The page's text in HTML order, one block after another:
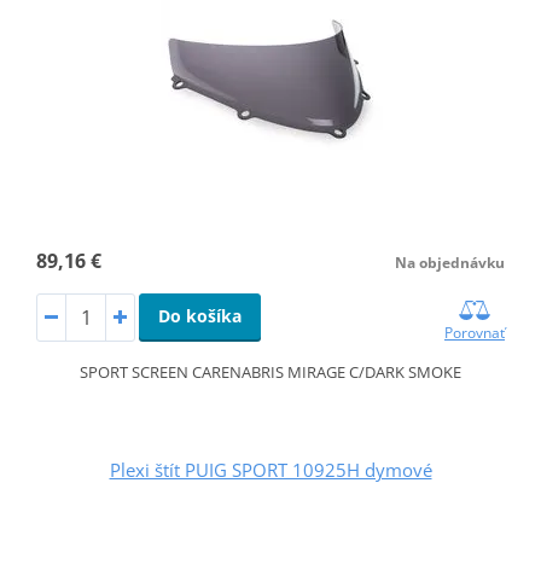
89,16 € Na objednávku
Do košíka
Porovnať
SPORT SCREEN CARENABRIS MIRAGE C/DARK SMOKE
Plexi štít PUIG SPORT 10925H dymové